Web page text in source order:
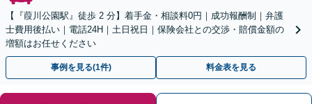
【『葭川公園駅』徒歩 2 分】着手金・相談料0円｜成功報酬制｜弁護
士費用後払い｜電話24H｜土日祝日｜保険会社との交渉・賠償金額の
増額はお任せください
事例を見る(1件) 料金表を見る